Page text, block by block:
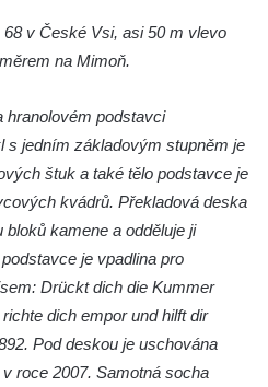
Hluboká
Hluboká
ZOO Hluboká
v ZOO Hluboká
v České Vsi, asi 50 m vlevo
na Mimoň.
hranolovém podstavci
s jedním základovým stupněm je
štuk a také tělo podstavce je
kvádrů. Překladová deska
kamene a odděluje ji
je vpadlina pro
Drückt dich die Kummer
dich empor und hilft dir
Pod deskou je uschována
roce 2007. Samotná socha